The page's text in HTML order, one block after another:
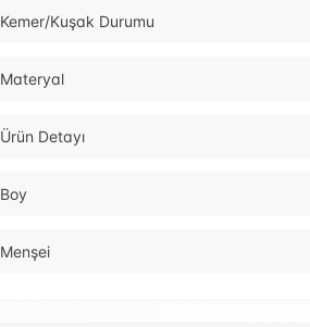
Kemer/Kuşak Durumu
Materyal
Ürün Detayı
Boy
Menşei